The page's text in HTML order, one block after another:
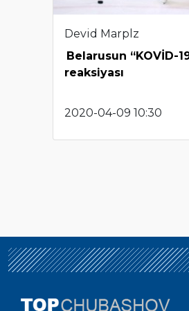
Devid Marplz
Belarusun “KOVİD-
reaksiyası
2020-04-09 10:30